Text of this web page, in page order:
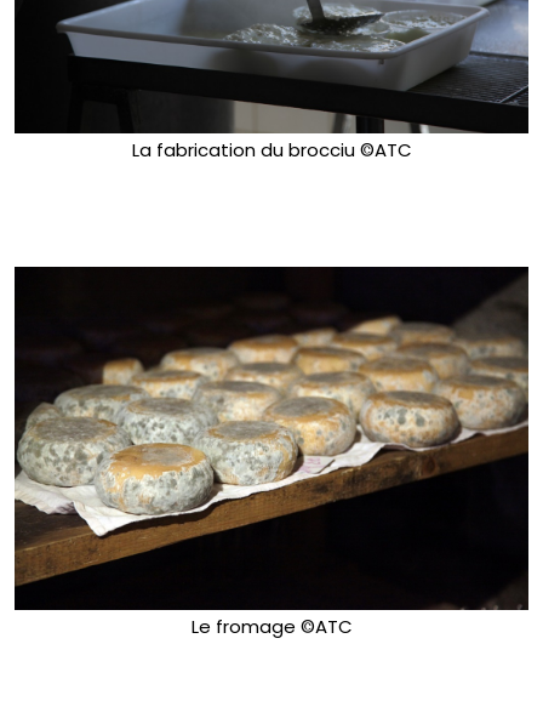
La fabrication du brocciu ©ATC
Le fromage ©ATC